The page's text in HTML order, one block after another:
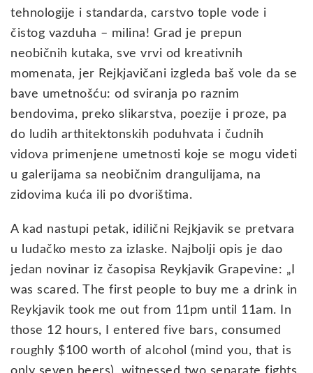
tehnologije i standarda, carstvo tople vode i
čistog vazduha – milina! Grad je prepun
neobičnih kutaka, sve vrvi od kreativnih
momenata, jer Rejkjavičani izgleda baš vole da se
bave umetnošću: od sviranja po raznim
bendovima, preko slikarstva, poezije i proze, pa
do ludih arthitektonskih poduhvata i čudnih
vidova primenjene umetnosti koje se mogu videti
u galerijama sa neobičnim drangulijama, na
zidovima kuća ili po dvorištima.
A kad nastupi petak, idilični Rejkjavik se pretvara
u ludačko mesto za izlaske. Najbolji opis je dao
jedan novinar iz časopisa Reykjavik Grapevine: „I
was scared. The first people to buy me a drink in
Reykjavik took me out from 11pm until 11am. In
those 12 hours, I entered five bars, consumed
roughly $100 worth of alcohol (mind you, that is